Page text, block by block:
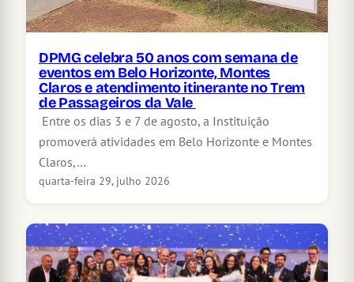
DPMG celebra 50 anos com semana de
eventos em Belo Horizonte, Montes
Claros e atendimento itinerante no Trem
de Passageiros da Vale
Entre os dias 3 e 7 de agosto, a Instituição
promoverá atividades em Belo Horizonte e Montes
Claros,…
quarta-feira 29, julho 2026